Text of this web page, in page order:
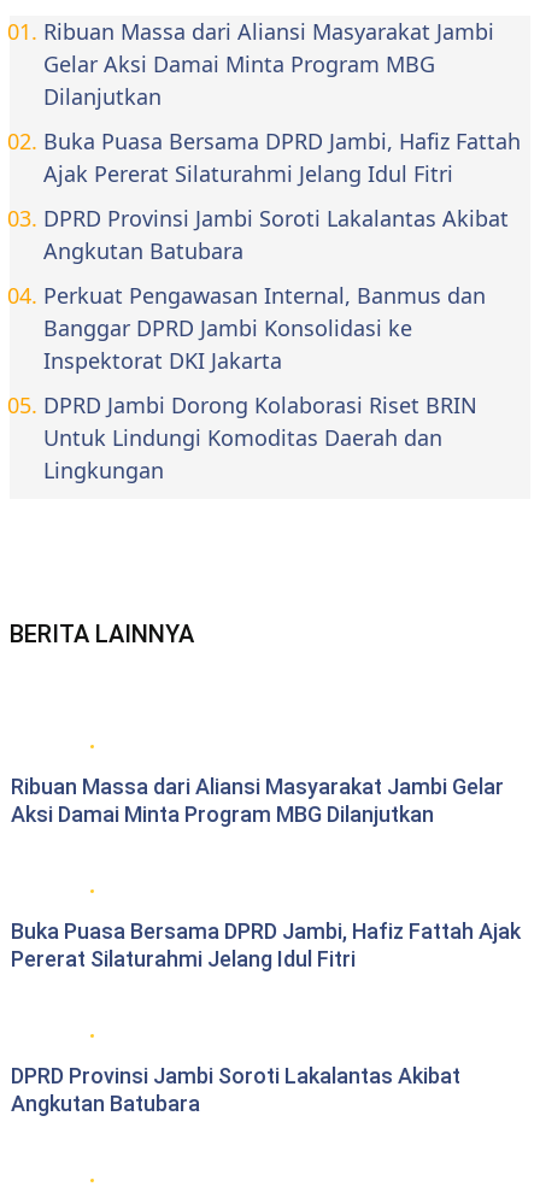
Ribuan Massa dari Aliansi Masyarakat Jambi
Gelar Aksi Damai Minta Program MBG
Dilanjutkan
Buka Puasa Bersama DPRD Jambi, Hafiz Fattah
Ajak Pererat Silaturahmi Jelang Idul Fitri
DPRD Provinsi Jambi Soroti Lakalantas Akibat
Angkutan Batubara
Perkuat Pengawasan Internal, Banmus dan
Banggar DPRD Jambi Konsolidasi ke
Inspektorat DKI Jakarta
DPRD Jambi Dorong Kolaborasi Riset BRIN
Untuk Lindungi Komoditas Daerah dan
Lingkungan
BERITA LAINNYA
Ribuan Massa dari Aliansi Masyarakat Jambi Gelar
Aksi Damai Minta Program MBG Dilanjutkan
Buka Puasa Bersama DPRD Jambi, Hafiz Fattah Ajak
Pererat Silaturahmi Jelang Idul Fitri
DPRD Provinsi Jambi Soroti Lakalantas Akibat
Angkutan Batubara